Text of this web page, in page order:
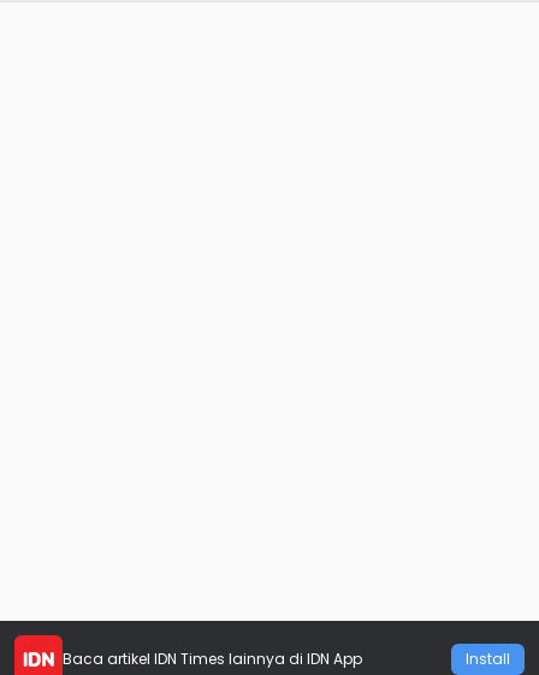
Baca artikel IDN Times lainnya di IDN App Install